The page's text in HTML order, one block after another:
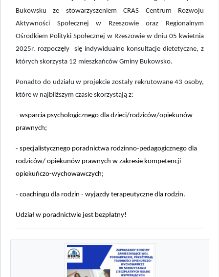
Bukowsku ze stowarzyszeniem CRAS Centrum Rozwoju
Aktywności Społecznej w Rzeszowie oraz Regionalnym
Ośrodkiem Polityki Społecznej w Rzeszowie w dniu 05 kwietnia
2025r. rozpoczęły się indywidualne konsultacje dietetyczne, z
których skorzysta 12 mieszkańców Gminy Bukowsko.
Ponadto do udziału w projekcie zostały rekrutowane 43 osoby,
które w najbliższym czasie skorzystają z:
- wsparcia psychologicznego dla dzieci/rodziców/opiekunów
prawnych;
- specjalistycznego poradnictwa rodzinno-pedagogicznego dla
rodziców/ opiekunów prawnych w zakresie kompetencji
opiekuńczo-wychowawczych;
- coachingu dla rodzin - wyjazdy terapeutyczne dla rodzin.
Udział w poradnictwie jest bezpłatny!